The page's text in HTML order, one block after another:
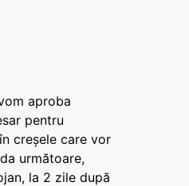
aproba
pentru
creșele care vor
următoare,
la 2 zile după